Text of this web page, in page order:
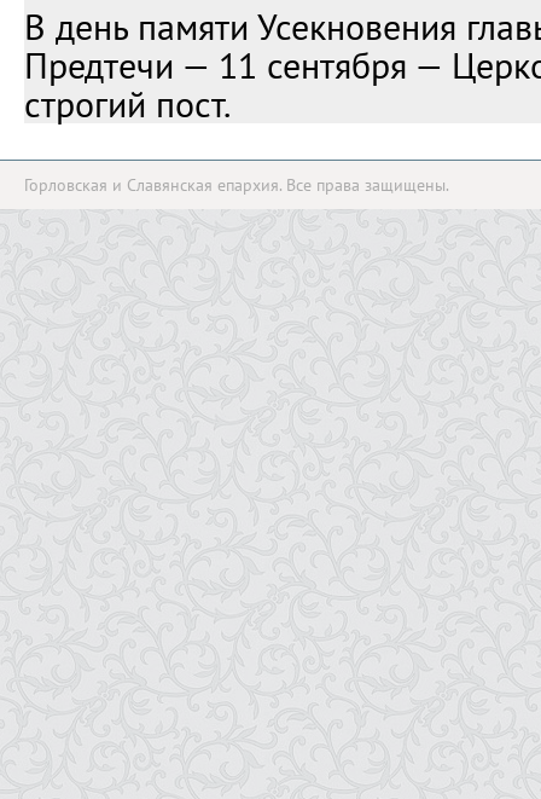
В день памяти Усекновения
Предтечи — 11 сентября —
строгий пост.
Горловская и Славянская епархия. Все права защищены.